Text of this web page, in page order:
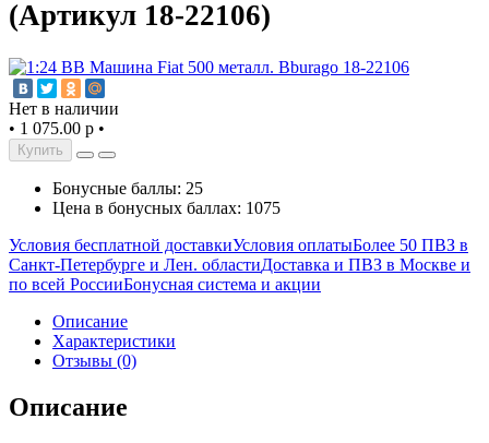
(Артикул 18-22106)
Нет в наличии
• 1 075.00 р •
Купить
Бонусные баллы: 25
Цена в бонусных баллах: 1075
Условия бесплатной доставкиУсловия оплатыБолее 50 ПВЗ в
Санкт-Петербурге и Лен. областиДоставка и ПВЗ в Москве и
по всей РоссииБонусная система и акции
Описание
Характеристики
Отзывы (0)
Описание